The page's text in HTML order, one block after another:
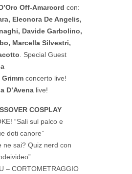
Off-Amarcord con:
Eleonora De Angelis,
Davide Garbolino,
Marcella Silvestri,
. Special Guest
Grimm concerto live!
D’Avena live!
COSPLAY
“Sali sul palco e
doti canore”
ne sai? Quiz nerd con
– CORTOMETRAGGIO